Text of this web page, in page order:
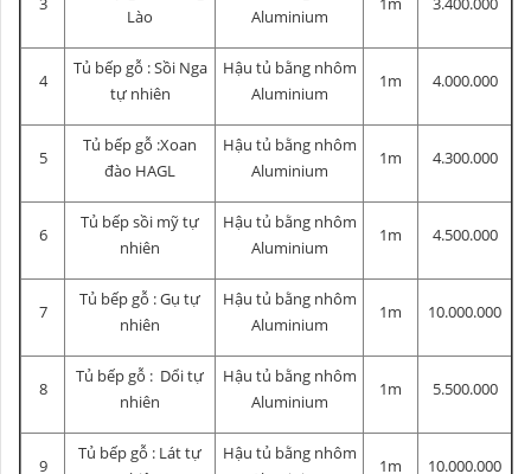
Lào
Aluminium
4
Tủ bếp gỗ : Sồi Nga
tự nhiên
Hậu tủ bằng nhôm
Aluminium
1m 4.000.000
5
Tủ bếp gỗ :Xoan
đào HAGL
Hậu tủ bằng nhôm
Aluminium
1m 4.300.000
6
Tủ bếp sồi mỹ tự
nhiên
Hậu tủ bằng nhôm
Aluminium
1m 4.500.000
7
Tủ bếp gỗ : Gụ tự
nhiên
Hậu tủ bằng nhôm
Aluminium
1m 10.000.000
8
Tủ bếp gỗ : Dổi tự
nhiên
Hậu tủ bằng nhôm
Aluminium
1m 5.500.000
9
Tủ bếp gỗ : Lát tự
Hậu tủ bằng nhôm
1m 10.000.000